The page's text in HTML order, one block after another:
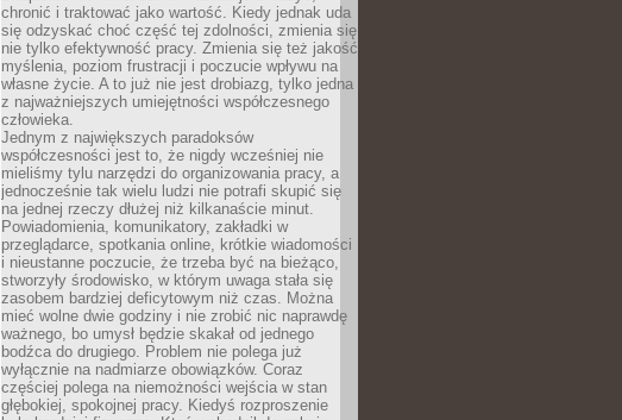
chronić i traktować jako wartość. Kiedy jednak uda
się odzyskać choć część tej zdolności, zmienia się
nie tylko efektywność pracy. Zmienia się też jakość
myślenia, poziom frustracji i poczucie wpływu na
własne życie. A to już nie jest drobiazg, tylko jedna
z najważniejszych umiejętności współczesnego
człowieka.
Jednym z największych paradoksów
współczesności jest to, że nigdy wcześniej nie
mieliśmy tylu narzędzi do organizowania pracy, a
jednocześnie tak wielu ludzi nie potrafi skupić się
na jednej rzeczy dłużej niż kilkanaście minut.
Powiadomienia, komunikatory, zakładki w
przeglądarce, spotkania online, krótkie wiadomości
i nieustanne poczucie, że trzeba być na bieżąco,
stworzyły środowisko, w którym uwaga stała się
zasobem bardziej deficytowym niż czas. Można
mieć wolne dwie godziny i nie zrobić nic naprawdę
ważnego, bo umysł będzie skakał od jednego
bodźca do drugiego. Problem nie polega już
wyłącznie na nadmiarze obowiązków. Coraz
częściej polega na niemożności wejścia w stan
głębokiej, spokojnej pracy. Kiedyś rozproszenie